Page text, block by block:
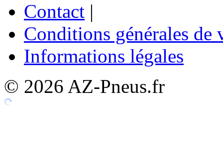
Contact |
Conditions générales de
Informations légales
© 2026 AZ-Pneus.fr